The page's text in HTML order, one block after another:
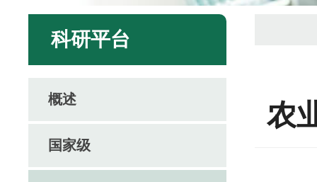
科研平台
概述
国家级
农